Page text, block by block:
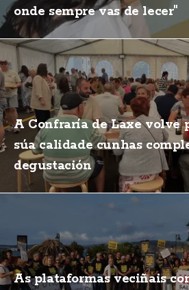
onde sempre vas de lecer"
A Confraría de Laxe volve
súa calidade cunhas
degustación
As plataformas veciñais